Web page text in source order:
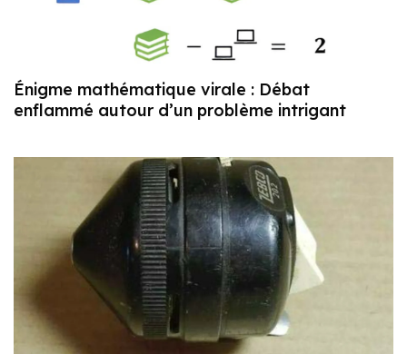
Énigme mathématique virale : Débat
enflammé autour d’un problème intrigant